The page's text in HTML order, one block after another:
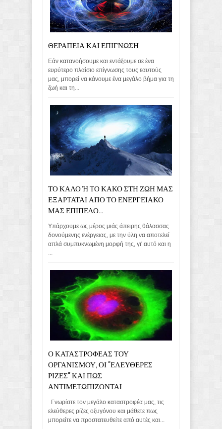
ΘΕΡΑΠΕΙΑ ΚΑΙ ΕΠΙΓΝΩΣΗ
Εάν κατανοήσουμε και εντάξουμε σε ένα
ευρύτερο πλαίσιο επίγνωσης τους εαυτούς
μας, μπορεί να κάνουμε ένα μεγάλο βήμα για τη
ζωή και τη...
ΤΟ ΚΑΛΟ Ή ΤΟ ΚΑΚΟ ΣΤΗ ΖΩΗ ΜΑΣ
ΕΞΑΡΤΑΤΑΙ ΑΠΟ ΤΟ ΕΝΕΡΓΕΙΑΚΟ
ΜΑΣ ΕΠΙΠΕΔΟ...
Υπάρχουμε ως μέρος μιάς άπειρης θάλασσας
δονούμενης ενέργειας, με την ύλη να αποτελεί
απλά συμπυκνωμένη μορφή της, γι' αυτό και η
...
Ο ΚΑΤΑΣΤΡΟΦΕΑΣ ΤΟΥ
ΟΡΓΑΝΙΣΜΟΥ, ΟΙ "ΕΛΕΥΘΕΡΕΣ
ΡΙΖΕΣ" ΚΑΙ ΠΩΣ
ΑΝΤΙΜΕΤΩΠΙΖΟΝΤΑΙ
Γνωρίστε τον μεγάλο καταστροφέα μας, τις
ελεύθερες ρίζες οξυγόνου και μάθετε πως
μπορείτε να προστατευθείτε από αυτές και...